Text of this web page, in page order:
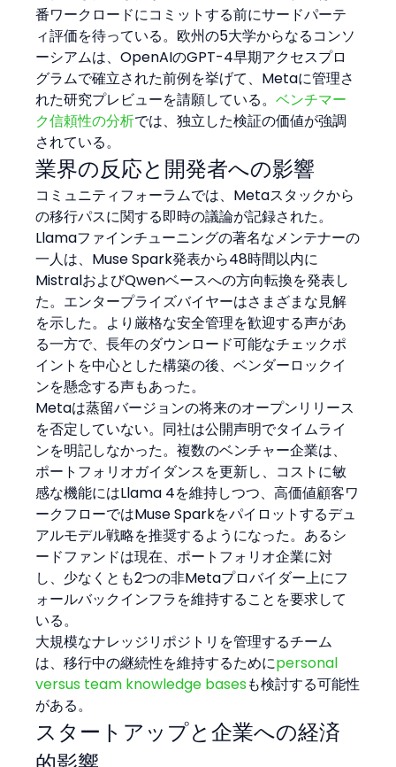
番ワークロードにコミットする前にサードパーテ
ィ評価を待っている。欧州の5大学からなるコンソ
ーシアムは、OpenAIのGPT-4早期アクセスプロ
グラムで確立された前例を挙げて、Metaに管理さ
れた研究プレビューを請願している。ベンチマー
ク信頼性の分析では、独立した検証の価値が強調
されている。
業界の反応と開発者への影響
コミュニティフォーラムでは、Metaスタックから
の移行パスに関する即時の議論が記録された。
Llamaファインチューニングの著名なメンテナーの
一人は、Muse Spark発表から48時間以内に
MistralおよびQwenベースへの方向転換を発表し
た。エンタープライズバイヤーはさまざまな見解
を示した。より厳格な安全管理を歓迎する声があ
る一方で、長年のダウンロード可能なチェックポ
イントを中心とした構築の後、ベンダーロックイ
ンを懸念する声もあった。
Metaは蒸留バージョンの将来のオープンリリース
を否定していない。同社は公開声明でタイムライ
ンを明記しなかった。複数のベンチャー企業は、
ポートフォリオガイダンスを更新し、コストに敏
感な機能にはLlama 4を維持しつつ、高価値顧客ワ
ークフローではMuse Sparkをパイロットするデュ
アルモデル戦略を推奨するようになった。あるシ
ードファンドは現在、ポートフォリオ企業に対
し、少なくとも2つの非Metaプロバイダー上にフ
ォールバックインフラを維持することを要求して
いる。
大規模なナレッジリポジトリを管理するチーム
は、移行中の継続性を維持するためにpersonal
versus team knowledge basesも検討する可能性
がある。
スタートアップと企業への経済